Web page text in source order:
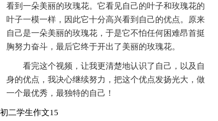
看到一朵美丽的玫瑰花。它看见自己的叶子和玫瑰花的
叶子一模一样，因此它十分高兴看到自己的优点。原来
自己是一朵美丽的玫瑰花，于是它不怕任何困难昂首挺
胸努力奋斗，最后它终于开出了美丽的玫瑰花。
看完这个视频，让我更清楚地认识了自己，以及自
身的优点，我决心继续努力，把这个优点发扬光大，做
一个最优秀，最独特的自己！
初二学生作文15